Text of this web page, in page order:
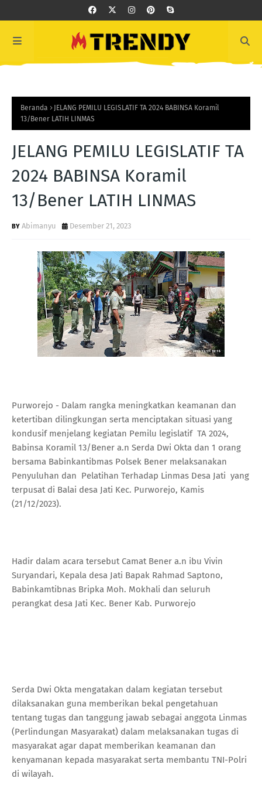
Beranda
JELANG PEMILU LEGISLATIF TA 2024 BABINSA Koramil
13/Bener LATIH LINMAS
JELANG PEMILU LEGISLATIF TA
2024 BABINSA Koramil
13/Bener LATIH LINMAS
Abimanyu Desember 21, 2023
Purworejo - Dalam rangka meningkatkan keamanan dan
ketertiban dilingkungan serta menciptakan situasi yang
kondusif menjelang kegiatan Pemilu legislatif TA 2024,
Babinsa Koramil 13/Bener a.n Serda Dwi Okta dan 1 orang
bersama Babinkantibmas Polsek Bener melaksanakan
Penyuluhan dan Pelatihan Terhadap Linmas Desa Jati yang
terpusat di Balai desa Jati Kec. Purworejo, Kamis
(21/12/2023).
Hadir dalam acara tersebut Camat Bener a.n ibu Vivin
Suryandari, Kepala desa Jati Bapak Rahmad Saptono,
Babinkamtibnas Bripka Moh. Mokhali dan seluruh
perangkat desa Jati Kec. Bener Kab. Purworejo
Serda Dwi Okta mengatakan dalam kegiatan tersebut
dilaksanakan guna memberikan bekal pengetahuan
tentang tugas dan tanggung jawab sebagai anggota Linmas
(Perlindungan Masyarakat) dalam melaksanakan tugas di
masyarakat agar dapat memberikan keamanan dan
kenyamanan kepada masyarakat serta membantu TNI-Polri
di wilayah.